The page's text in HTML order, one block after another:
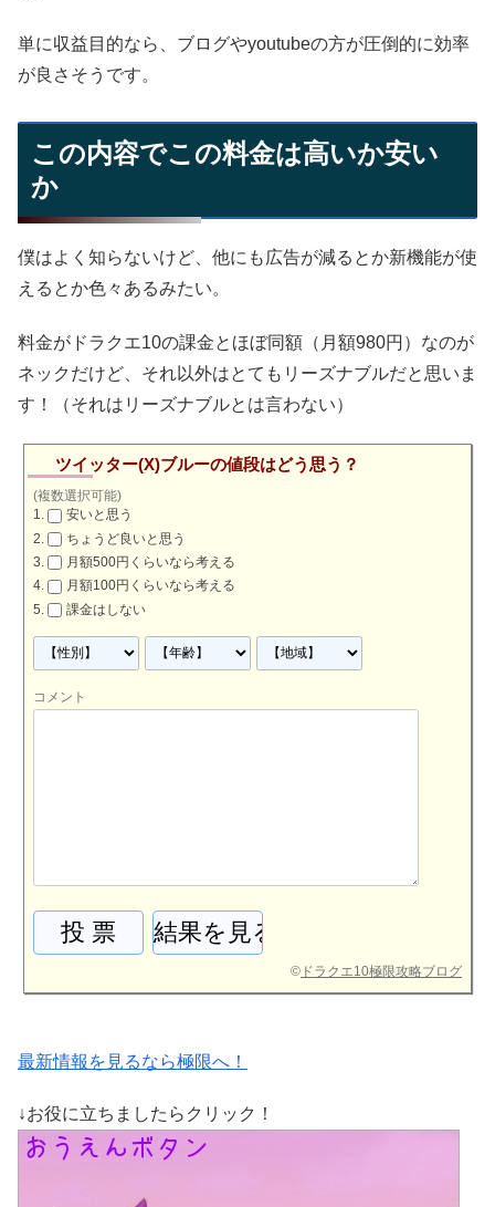
単に収益目的なら、ブログやyoutubeの方が圧倒的に効率
が良さそうです。
この内容でこの料金は高いか安い
か
僕はよく知らないけど、他にも広告が減るとか新機能が使
えるとか色々あるみたい。
料金がドラクエ10の課金とほぼ同額（月額980円）なのが
ネックだけど、それ以外はとてもリーズナブルだと思いま
す！（それはリーズナブルとは言わない）
ツイッター(X)ブルーの値段はどう思う？
(複数選択可能)
安いと思う
ちょうど良いと思う
月額500円くらいなら考える
月額100円くらいなら考える
課金はしない
コメント
© ドラクエ10極限攻略ブログ
最新情報を見るなら極限へ！
↓お役に立ちましたらクリック！